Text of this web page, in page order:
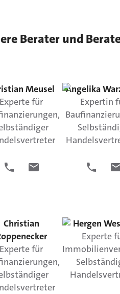
Berater und
Meusel
Experte für
Angelika
Expertin
Christian
Experte für
Hergen
Experte